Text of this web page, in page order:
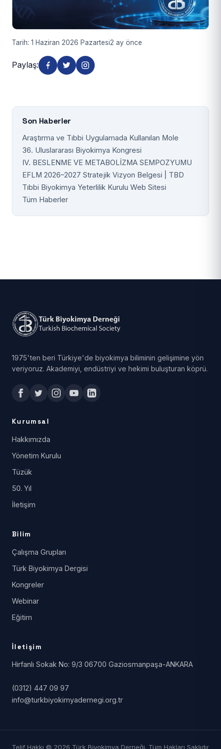
Tarih: 1 Haziran 2026 Pazartesi2 ay önce
Paylaş:
Son Haberler
Araştırma ve Tıbbi Uygulamada Kullanılan Mole
36. Uluslararası Biyokimya Kongresi
IV. BESLENME VE METABOLİZMA SEMPOZYUMU
EFLM 2026–2027 Stratejik Vizyon Belgesi | TBD
Tıbbi Biyokimya Yeterlilik Kurulu Web Sitesi
Tüm Haberler
1975'ten beri Türkiye'de biyokimya biliminin gelişimine yön
veriyoruz. Akademiyi, endüstriyi ve hekimi buluşturan köprü.
Kurumsal
Hakkımızda
Yönetim Kurulu
Tüzük
50. Yıl
İletişim
Bilim
Çalışma Grupları
Türk Biyokimya Dergisi
Kongreler
Webinar
Eğitim
İletişim
Hirfanlı Sokak No: 9/3 06700 Gaziosmanpaşa-ANKARA
(0312) 447 09 97
info@turkbiyokimyadernegi.org.tr
Telif Hakkı © 2026 Türk Biyokimya Derneği. Tüm Hakları Saklıdır